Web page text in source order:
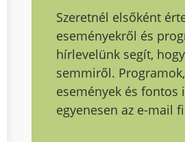
Szeretnél elsőként
eseményekről és
hírlevelünk segít,
semmiről.
események és fontos
egyenesen az e-mail